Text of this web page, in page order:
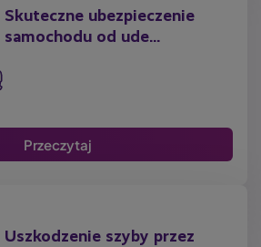
Skuteczne ubezpieczenie
samochodu od ude...
Przeczytaj
Uszkodzenie szyby przez